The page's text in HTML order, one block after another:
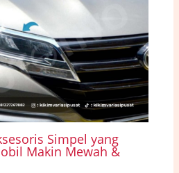
Simpel yang
Makin Mewah &